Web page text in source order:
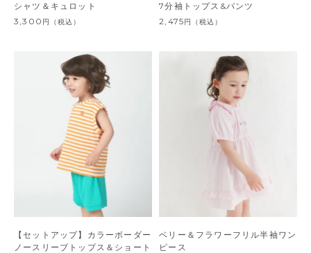
シャツ＆キュロット
3,300 円 （税込）
7分袖トップス&パンツ
2,475円 （税込）
【セットアップ】カラーボーダー
ノースリーブトップス＆ショート
ベリー＆フラワーフリル半袖ワン
ピース